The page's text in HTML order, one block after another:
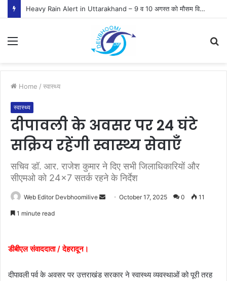
Heavy Rain Alert in Uttarakhand – 9 व 10 अगस्त को मौसम विभाग ने जारी किया ऑरेंज व येलो अलर्ट
Menu
Home / स्वास्थ्य
स्वास्थ्य
दीपावली के अवसर पर 24 घंटे
सक्रिय रहेंगी स्वास्थ्य सेवाएँ
सचिव डॉ. आर. राजेश कुमार ने दिए सभी जिलाधिकारियों और
सीएमओ को 24×7 सतर्क रहने के निर्देश
Web Editor Devbhoomilive
SendOctober 17, 2025 0 11
1 minute read
डीबीएल संवाददाता / देहरादून।
दीपावली पर्व के अवसर पर उत्तराखंड सरकार ने स्वास्थ्य व्यवस्थाओं को पूरी तरह